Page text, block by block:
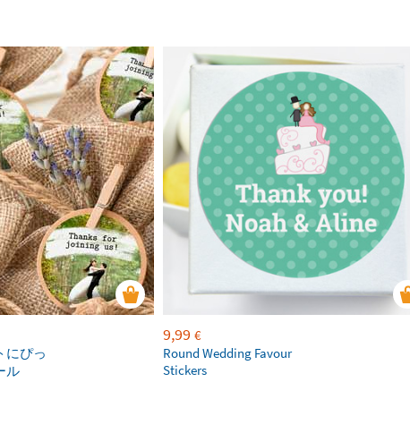
にぴっ
ル
9,99 €
Round Wedding Favour
Stickers